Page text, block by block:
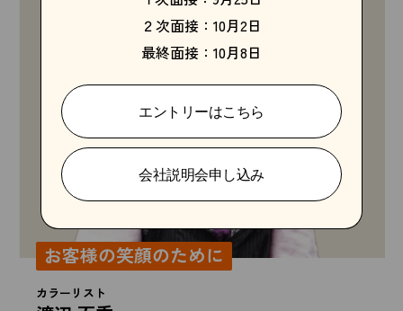
お客様の笑顔のために
カラーリスト
２次面接：10月2日
最終面接：10月8日
エントリーはこちら
会社説明会申し込み